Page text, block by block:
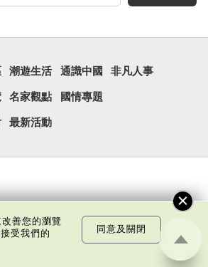
潮遊生活 通識中國 非凡人事
名家觀點 國情專題
最新活動
善您的瀏覽
受我們的
同意及關閉